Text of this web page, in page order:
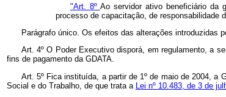
"Art. 8º Ao servidor ativo beneficiário da
processo de capacitação, de responsabilidade
Parágrafo único. Os efeitos das alterações introduzidas
Art. 4º O Poder Executivo disporá, em regulamento, a
fins de pagamento da GDATA.
Art. 5º Fica instituída, a partir de 1º de maio de 2004, a
Social e do Trabalho, de que trata a Lei nº 10.483, de 3 de